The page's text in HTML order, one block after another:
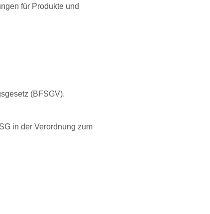
für Produkte und
(BFSGV).
in der Verordnung zum